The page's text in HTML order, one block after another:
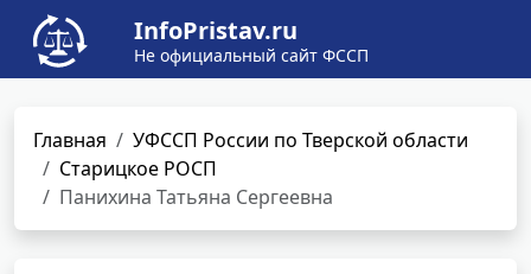
InfoPristav.ru
Не официальный сайт ФССП
Главная
УФССП России по Тверской области
Старицкое РОСП
Панихина Татьяна Сергеевна